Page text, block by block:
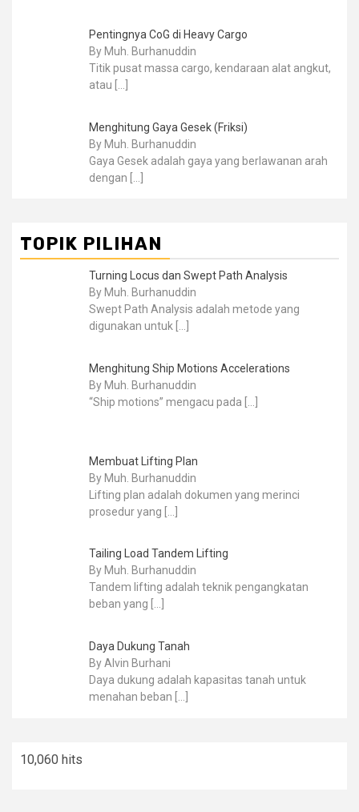
Pentingnya CoG di Heavy Cargo
By Muh. Burhanuddin
Titik pusat massa cargo, kendaraan alat angkut,
atau
Menghitung Gaya Gesek (Friksi)
By Muh. Burhanuddin
Gaya Gesek adalah gaya yang berlawanan arah
dengan
TOPIK PILIHAN
Turning Locus dan Swept Path Analysis
By Muh. Burhanuddin
Swept Path Analysis adalah metode yang
digunakan untuk […]
Menghitung Ship Motions Accelerations
By Muh. Burhanuddin
“Ship motions” mengacu pada
Membuat Lifting Plan
By Muh. Burhanuddin
Lifting plan adalah dokumen yang merinci
prosedur yang
Tailing Load Tandem Lifting
By Muh. Burhanuddin
Tandem lifting adalah teknik pengangkatan
beban yang […]
Daya Dukung Tanah
By Alvin Burhani
Daya dukung adalah kapasitas tanah untuk
menahan beban
10,060 hits